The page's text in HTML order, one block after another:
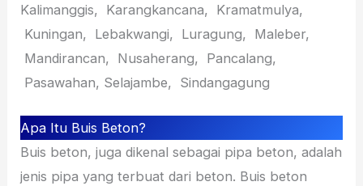
Kalimanggis, Karangkancana, Kramatmulya,
Kuningan, Lebakwangi, Luragung, Maleber,
Mandirancan, Nusaherang, Pancalang,
Pasawahan, Selajambe, Sindangagung
Apa Itu Buis Beton?
Buis beton, juga dikenal sebagai pipa beton, adalah
jenis pipa yang terbuat dari beton. Buis beton